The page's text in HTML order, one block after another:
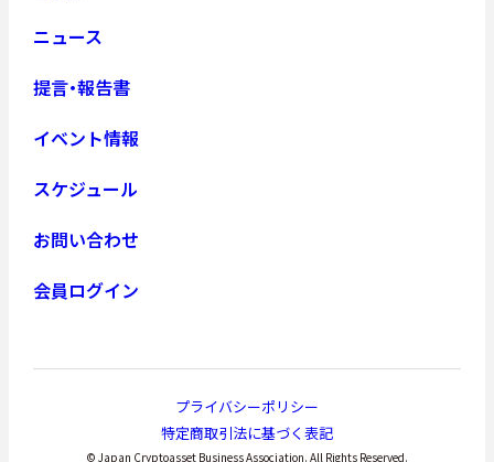
ニュース
提言・報告書
イベント情報
スケジュール
お問い合わせ
会員ログイン
プライバシーポリシー
特定商取引法に基づく表記
© Japan Cryptoasset Business Association. All Rights Reserved.